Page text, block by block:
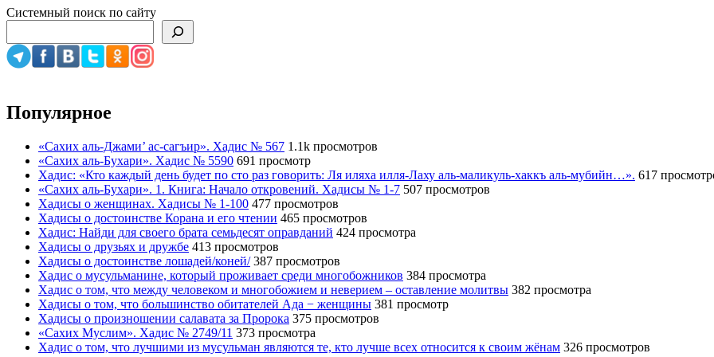
Системный поиск по сайту
Популярное
«Сахих аль-Джами’ ас-сагъир». Хадис № 567 1.1k просмотров
«Сахих аль-Бухари». Хадис № 5590 691 просмотр
Хадис: «Кто каждый день будет по сто раз говорить: Ля иляха илля-Лаху аль-маликуль-хаккъ аль-мубийн…». 617
«Сахих аль-Бухари». 1. Книга: Начало откровений. Хадисы № 1-7 507 просмотров
Хадисы о женщинах. Хадисы № 1-100 477 просмотров
Хадисы о достоинстве Корана и его чтении 465 просмотров
Хадис: Найди для своего брата семьдесят оправданий 424 просмотра
Хадисы о друзьях и дружбе 413 просмотров
Хадисы о достоинстве лошадей/коней/ 387 просмотров
Хадис о мусульманине, который проживает среди многобожников 384 просмотра
Хадис о том, что между человеком и многобожием и неверием – оставление молитвы 382 просмотра
Хадисы о том, что большинство обитателей Ада − женщины 381 просмотр
Хадисы о произношении салавата за Пророка 375 просмотров
«Сахих Муслим». Хадис № 2749/11 373 просмотра
Хадис о том, что лучшими из мусульман являются те, кто лучше всех относится к своим жёнам 326 просмотров